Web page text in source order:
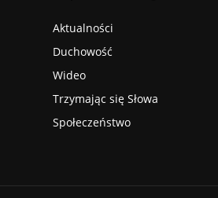
Aktualności
Duchowość
Wideo
Trzymając się Słowa
Społeczeństwo